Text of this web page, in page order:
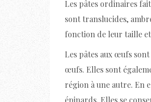
Les pâtes ordinaires
sont translucides,
fonction de leur taille
Les pâtes aux œufs
œufs. Elles sont
région à une autre. En
épinards. Elles se